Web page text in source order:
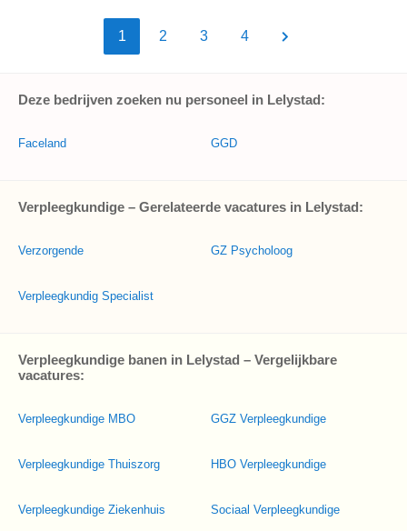
1 2 3 4
Deze bedrijven zoeken nu personeel in Lelystad:
Faceland GGD
Verpleegkundige – Gerelateerde vacatures in Lelystad:
Verzorgende
Verpleegkundig Specialist
GZ Psycholoog
Verpleegkundige banen in Lelystad – Vergelijkbare
vacatures:
Verpleegkundige MBO
Verpleegkundige Thuiszorg
Verpleegkundige Ziekenhuis
GGZ Verpleegkundige
HBO Verpleegkundige
Sociaal Verpleegkundige